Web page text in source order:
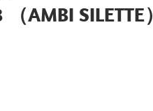
AMBI SILETTE）